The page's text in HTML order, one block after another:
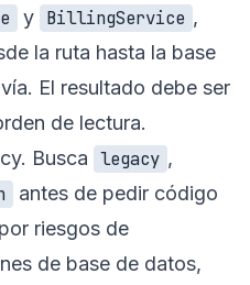
y BillingService ,
la ruta hasta la base
El resultado debe ser
de lectura.
Busca legacy ,
antes de pedir código
riesgos de
de base de datos,